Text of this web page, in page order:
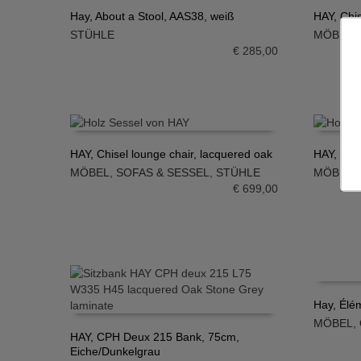
IN DEN WARENKORB
Hay, About a Stool, AAS38, weiß
STÜHLE
€285,00
IN DEN
HAY,
MÖBEL
IN DEN WARENKORB
HAY, Chisel lounge chair, lacquered oak
MÖBEL
SOFAS & SESSEL
STÜHLE
€699,00
IN DEN
HAY,
MÖBEL
HAY, CPH Deux 215 Bank, 75cm,
Eiche/Dunkelgrau
IN DEN
Hay,
MÖBEL
,